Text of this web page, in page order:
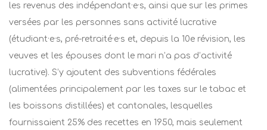
les revenus des indépendant·e·s, ainsi que sur les primes
versées par les personnes sans activité lucrative
(étudiant·e·s, pré-retraité·e·s et, depuis la 10e révision, les
veuves et les épouses dont le mari n’a pas d’activité
lucrative). S’y ajoutent des subventions fédérales
(alimentées principalement par les taxes sur le tabac et
les boissons distillées) et cantonales, lesquelles
fournissaient 25% des recettes en 1950, mais seulement